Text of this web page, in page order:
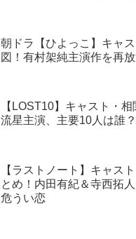
朝ドラ【ひよっこ】キャ
図！有村架純主演作を再
【LOST10】キャスト・
流星主演、主要10人は誰？
【ラストノート】キャス
とめ！内田有紀＆寺西拓
危うい恋